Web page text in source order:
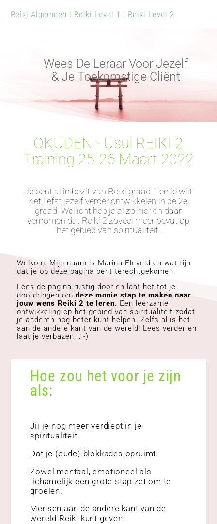
Reiki Algemeen | Reiki Level 1 | Reiki Level 2
Wees De Leraar Voor Jezelf
& Je Toekomstige Cliënt
OKUDEN - Usui REIKI 2
Training 25-26 Maart 2022
Je bent al in bezit van Reiki graad 1 en je wilt
het liefst jezelf verder ontwikkelen in de 2e
graad. Wellicht heb je al zo hier en daar
vernomen dat Reiki 2 zoveel meer bevat op
het gebied van spiritualiteit.
Welkom! Mijn naam is Marina Eleveld en wat fijn
dat je op deze pagina bent terechtgekomen.
Lees de pagina rustig door en laat het tot je
doordringen om deze mooie stap te maken naar
jouw wens Reiki 2 te leren. Een leerzame
ontwikkeling op het gebied van spiritualiteit zodat
je anderen nog beter kunt helpen. Zelfs al is het
aan de andere kant van de wereld! Lees verder en
laat je verbazen. : -)
Hoe zou het voor je zijn
als:
Jij je nog meer verdiept in je
spiritualiteit.
Dat je (oude) blokkades opruimt.
Zowel mentaal, emotioneel als
lichamelijk een grote stap zet om te
groeien.
Mensen aan de andere kant van de
wereld Reiki kunt geven.